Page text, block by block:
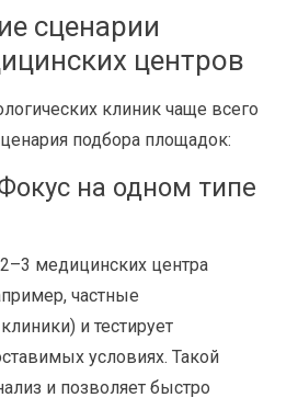
сценарии
центров
клиник чаще всего
подбора площадок:
на одном типе
медицинских центра
частные
и тестирует
условиях. Такой
и позволяет быстро